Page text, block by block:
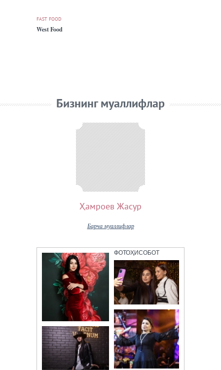
FAST FOOD
West Food
Бизнинг муаллифлар
Ҳамроев Жасур
Барча муаллифлар
ФОТОҲИСОБОТ